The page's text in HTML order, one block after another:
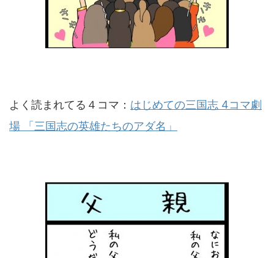
よく読まれてる４コマ： はじめての三国志 4コマ劇
場 「三国志の英雄たちのアダ名」